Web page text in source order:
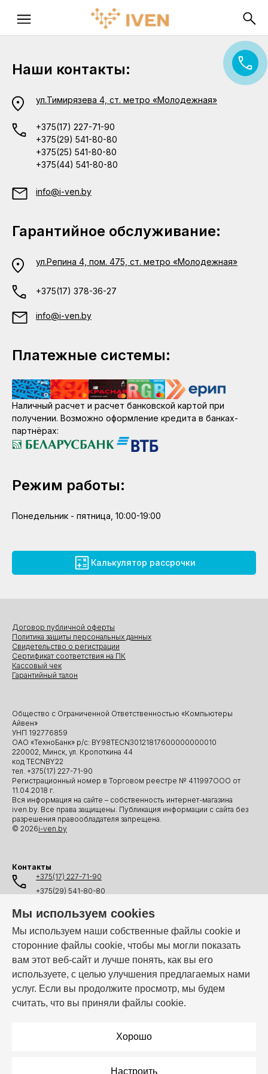
Мы используем cookies
Мы используем наши собственные файлы cookie и
сторонние файлы cookie, чтобы мы могли показать
вам этот веб-сайт и лучше понять, как вы его
используете, с целью улучшения предлагаемых нами
услуг. Если вы продолжите просмотр, мы будем
считать, что вы приняли файлы cookie.
Хорошо
Настроить
Наши контакты:
ул.Тимирязева 4, ст. метро «Молодежная»
+375(17) 227-71-90
+375(29) 541-80-80
+375(25) 541-80-80
+375(44) 541-80-80
info@i-ven.by
Гарантийное обслуживание:
ул.Репина 4, пом. 475, ст. метро «Молодежная»
+375(17) 378-36-27
info@i-ven.by
Платежные системы:
Наличный расчет и расчет банковской картой при
получении. Возможно оформление кредита в банках-
партнёрах:
Режим работы:
Понедельник - пятница, 10:00-19:00
Калькулятор рассрочки
Общество с Ограниченной Ответственностью «Компьютеры
Айвен»
УНП 192776859
ОАО «ТехноБанк» р/с: BY98TECN30121817600000000010
220002, Минск, ул. Кропоткина 44
код TECNBY22
тел. +375(17) 227-71-90
Регистрационный номер в Торговом реестре № 411997ООО от
11.04.2018 г.
Вся информация на сайте – собственность интернет-магазина
iven.by. Все права защищены. Публикация информации с сайта без
разрешения правообладателя запрещена.
© 2026i-ven.by
Договор публичной оферты
Политика защиты персональных данных
Свидетельство о регистрации
Сертификат соответствия на ПК
Кассовый чек
Гарантийный талон
Контакты
+375(17) 227-71-90
+375(29) 541-80-80
+375(44) 541-80-80
info@i-ven.by
Мы в мессенджерах:
Режим работы: Пн–Пт: 10:00 – 19:00